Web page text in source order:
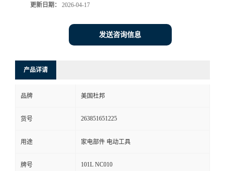
留
言
更新日期： 2026-04-17
发送咨询信息
产品详请
品牌 美国杜邦
货号 263851651225
用途 家电部件 电动工具
牌号 101L NC010